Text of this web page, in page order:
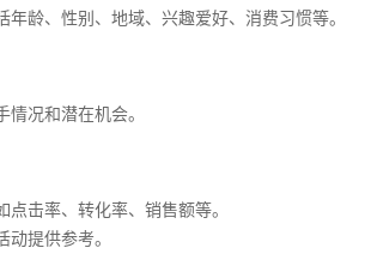
龄、性别、地域、兴趣爱好、消费习惯等。
况和潜在机会。
击率、转化率、销售额等。
提供参考。